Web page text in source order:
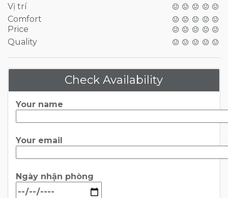
Vị trí
Comfort
Price
Quality
Check Availability
Your name
Your email
Ngày nhận phòng